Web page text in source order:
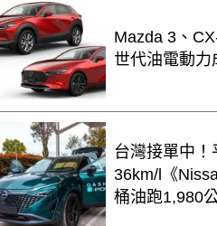
Mazda 3、
世代油電動力
台灣接單中
36km/l《
桶油跑1,980